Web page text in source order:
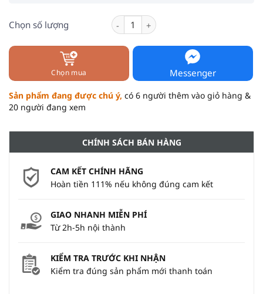
Chọn số lượng Men vi sinh Enterogermina - Bổ
Chọn mua Messenger
Sản phẩm đang được chú ý, có 6 người thêm vào giỏ hàng &
20 người đang xem
CHÍNH SÁCH BÁN HÀNG
CAM KẾT CHÍNH HÃNG
Hoàn tiền 111% nếu không đúng cam kết
GIAO NHANH MIỄN PHÍ
Từ 2h-5h nội thành
KIỂM TRA TRƯỚC KHI NHẬN
Kiểm tra đúng sản phẩm mới thanh toán